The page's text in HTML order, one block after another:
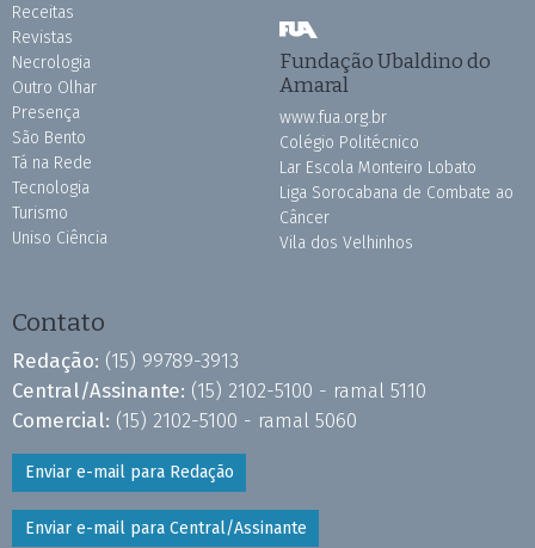
Receitas
Revistas
Necrologia
Outro Olhar
Presença
São Bento
Tá na Rede
Tecnologia
Turismo
Uniso Ciência
Fundação Ubaldino do
Amaral
www.fua.org.br
Colégio Politécnico
Lar Escola Monteiro Lobato
Liga Sorocabana de Combate ao
Câncer
Vila dos Velhinhos
Contato
Redação: (15) 99789-3913
Central/Assinante: (15) 2102-5100 - ramal 5110
Comercial: (15) 2102-5100 - ramal 5060
Enviar e-mail para Redação
Enviar e-mail para Central/Assinante